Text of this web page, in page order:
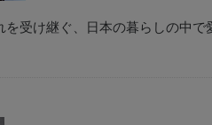
受け継ぐ、日本の暮らしの中で